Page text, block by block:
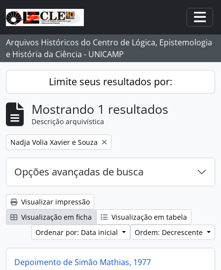
Skip to main content
Arquivos Históricos do Centro de Lógica, Epistemologia
e História da Ciência - UNICAMP
Limite seus resultados por:
Mostrando 1 resultados
Descrição arquivística
Remover filtro:
Nadja Volia Xavier e Souza
Opções avançadas de busca
Visualizar impressão
Visualização em ficha
Visualização em tabela
Ordenar por: Data inicial
Ordem: Decrescente
Depoimento de Simão Mathias, 1977